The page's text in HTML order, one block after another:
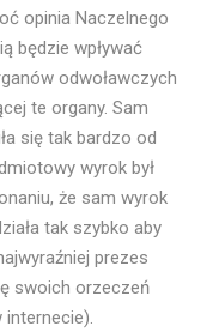
opinia Naczelnego
będzie wpływać
odwoławczych
te organy. Sam
się tak bardzo od
wyrok był
że sam wyrok
tak szybko aby
prezes
swoich orzeczeń
internecie).